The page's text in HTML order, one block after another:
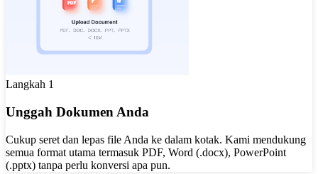
Langkah 1
Unggah Dokumen Anda
Cukup seret dan lepas file Anda ke dalam kotak. Kami mendukung
semua format utama termasuk PDF, Word (.docx), PowerPoint
(.pptx) tanpa perlu konversi apa pun.